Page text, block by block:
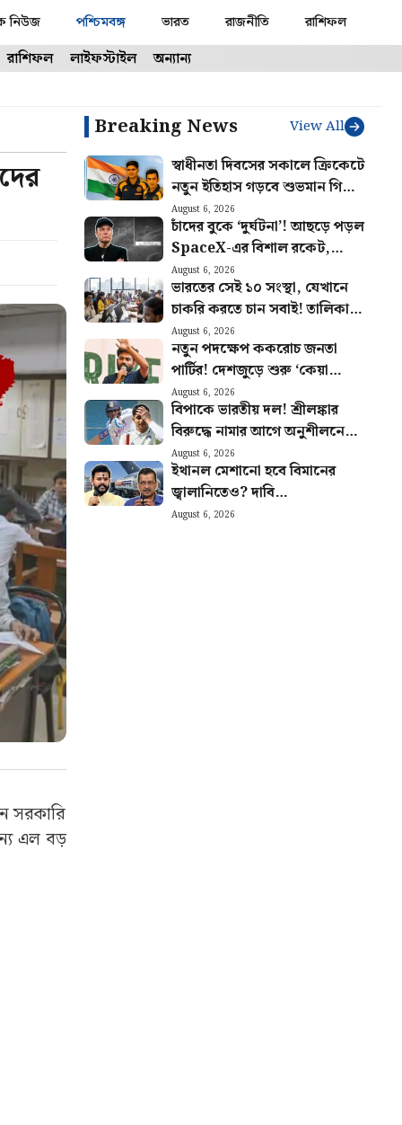
নিউজ পশ্চিমবঙ্গ ভারত রাজনীতি রাশিফল
রাশিফল লাইফস্টাইল অন্যান্য
সরকারি
এল বড়
Breaking News View All
স্বাধীনতা দিবসের সকালে ক্রিকেটে
নতুন ইতিহাস গড়বে শুভমান গিলের
ভারত! আগেই হুঙ্কার ছাড়লেন গম্ভীর
August 6, 2026
চাঁদের বুকে ‘দুর্ঘটনা’! আছড়ে পড়ল
SpaceX-এর বিশাল রকেট,
টেলিস্কোপে ধরা পড়ল দৃশ্য
August 6, 2026
ভারতের সেই ১০ সংস্থা, যেখানে
চাকরি করতে চান সবাই! তালিকায়
রয়েছে বড় চমক
August 6, 2026
নতুন পদক্ষেপ ককরোচ জনতা
পার্টির! দেশজুড়ে শুরু ‘কেয়া
বোলতি পাবলিক’ কর্মসূচি, ঘোষণা
অভিজিতের
August 6, 2026
বিপাকে ভারতীয় দল! শ্রীলঙ্কার
বিরুদ্ধে নামার আগে অনুশীলনে
দুইবার চোট পেলেন ক্যাপ্টেন
শুভমান গিল
August 6, 2026
ইথানল মেশানো হবে বিমানের
জ্বালানিতেও? দাবি
কেজরিওয়ালের, কী প্রতিক্রিয়া
August 6, 2026